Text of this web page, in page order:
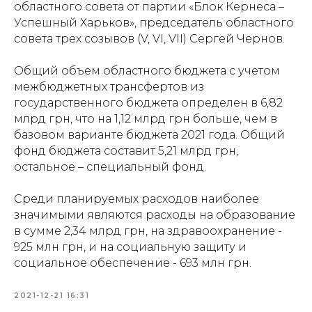
областного совета от партии «Блок Кернеса –
Успешный Харьков», председатель областного
совета трех созывов (V, VI, VII) Сергей Чернов.
Общий объем областного бюджета с учетом
межбюджетных трансфертов из
государственного бюджета определен в 6,82
млрд грн, что на 1,12 млрд грн больше, чем в
базовом варианте бюджета 2021 года. Общий
фонд бюджета составит 5,21 млрд грн,
остальное – специальный фонд.
Среди планируемых расходов наиболее
значимыми являются расходы на образование
в сумме 2,34 млрд грн, на здравоохранение -
925 млн грн, и на социальную защиту и
социальное обеспечение - 693 млн грн.
2021-12-21 16:31